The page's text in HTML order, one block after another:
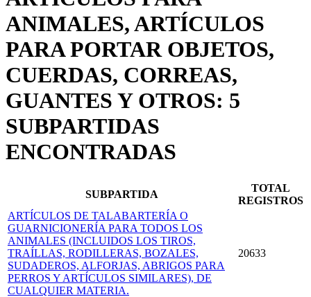
ANIMALES, ARTÍCULOS
PARA PORTAR OBJETOS,
CUERDAS, CORREAS,
GUANTES Y OTROS: 5
SUBPARTIDAS
ENCONTRADAS
SUBPARTIDA
TOTAL
REGISTROS
ARTÍCULOS DE TALABARTERÍA O
GUARNICIONERÍA PARA TODOS LOS
ANIMALES (INCLUIDOS LOS TIROS,
TRAÍLLAS, RODILLERAS, BOZALES,
SUDADEROS, ALFORJAS, ABRIGOS PARA
PERROS Y ARTÍCULOS SIMILARES), DE
CUALQUIER MATERIA.
20633